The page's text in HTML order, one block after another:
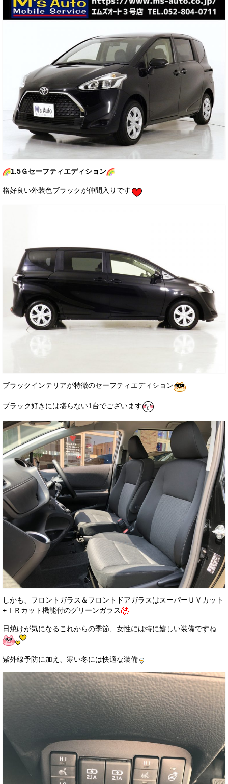
スタッフ紹介
ニュース
スタッフブログ
お客様の声
お問い合わせ
メールフォーム
電話はこちら
1.5Ｇセーフティエディション
格好良い外装色ブラックが仲間入りです
ブラックインテリアが特徴のセーフティエディション
ブラック好きには堪らない1台でございます
しかも、フロントガラス＆フロントドアガラスはスーパーＵＶカット
+ＩＲカット機能付のグリーンガラス
日焼けが気になるこれからの季節、女性には特に嬉しい装備ですね
紫外線予防に加え、寒い冬には快適な装備